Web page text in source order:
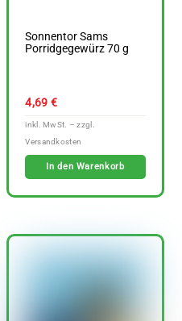
Sonnentor Sams
Porridgegewürz 70 g
4,69 €
In den Warenkorb